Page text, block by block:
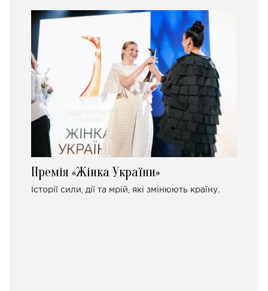
Премія «Жінка України»
Історії сили, дії та мрій, які змінюють країну.